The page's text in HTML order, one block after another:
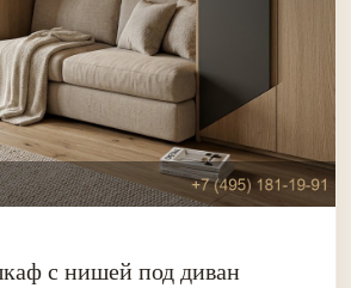
с нишей под диван